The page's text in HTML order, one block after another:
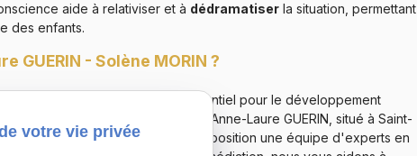
aide à relativiser et à dédramatiser la situation, permettant
des enfants.
GUERIN - Solène MORIN ?
et bienveillance est essentiel pour le développement
dans ce processus, le cabinet Anne-Laure GUERIN, situé à Saint-
de-Rivière, met à votre disposition une équipe d'experts en
votre vie privée